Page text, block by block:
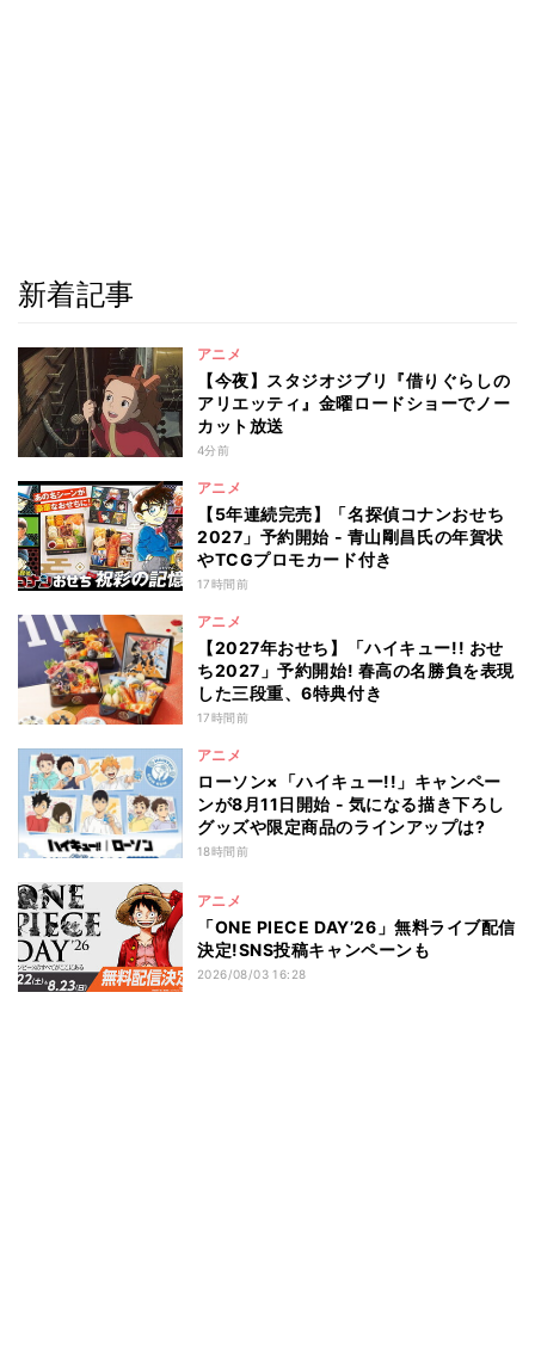
新着記事
アニメ
【今夜】スタジオジブリ『借りぐらしの
アリエッティ』金曜ロードショーでノー
カット放送
4分前
アニメ
【5年連続完売】「名探偵コナンおせち
2027」予約開始 - 青山剛昌氏の年賀状
やTCGプロモカード付き
17時間前
アニメ
【2027年おせち】「ハイキュー!! おせ
ち2027」予約開始! 春高の名勝負を表現
した三段重、6特典付き
17時間前
アニメ
ローソン×「ハイキュー!!」キャンペー
ンが8月11日開始 - 気になる描き下ろし
グッズや限定商品のラインアップは?
18時間前
アニメ
「ONE PIECE DAY’26」無料ライブ配信
決定!SNS投稿キャンペーンも
2026/08/03 16:28